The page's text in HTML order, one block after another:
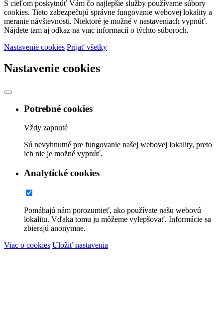
S cieľom poskytnúť Vám čo najlepšie služby používame súbory
cookies. Tieto zabezpečujú správne fungovanie webovej lokality a
meranie návštevnosti. Niektoré je možné v nastaveniach vypnúť.
Nájdete tam aj odkaz na viac informacií o týchto súboroch.
Nastavenie cookies Prijať všetky
Nastavenie cookies
Potrebné cookies
Vždy zapnuté
Sú nevyhnutné pre fungovanie našej webovej lokality, preto
ich nie je možné vypnúť.
Analytické cookies
Pomáhajú nám porozumieť, ako používate našu webovú
lokalitu. Vďaka tomu ju môžeme vylepšovať. Informácie sa
zbierajú anonymne.
Viac o cookies Uložiť nastavenia